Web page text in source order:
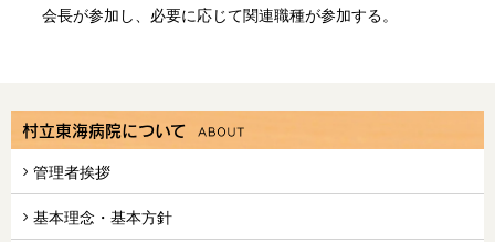
会長が参加し、必要に応じて関連職種が参加する。
村立東海病院について
管理者挨拶
基本理念・基本方針